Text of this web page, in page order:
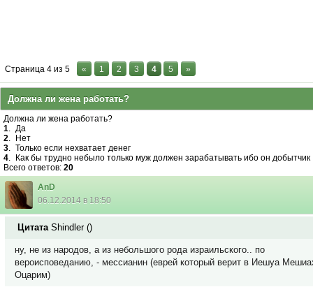
Страница 4 из 5 « 1 2 3 4 5 »
Должна ли жена работать?
Должна ли жена работать?
1. Да
2.
Нет
3. Только если нехватает денег
4.
Как бы трудно небыло только муж должен зарабатывать ибо он добытчик
Всего ответов: 20
AnD
06.12.2014 в 18:50
Цитата Shindler()
ну, не из народов, а из небольшого рода израильского.. по
вероисповеданию, - мессианин (еврей который верит в Иешуа
Оцарим)